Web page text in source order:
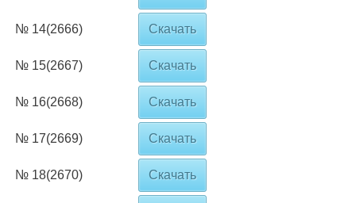
№ 14(2666) Скачать
№ 15(2667) Скачать
№ 16(2668) Скачать
№ 17(2669) Скачать
№ 18(2670) Скачать